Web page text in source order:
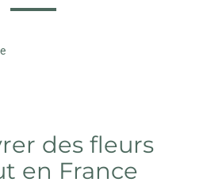
des fleurs
en France